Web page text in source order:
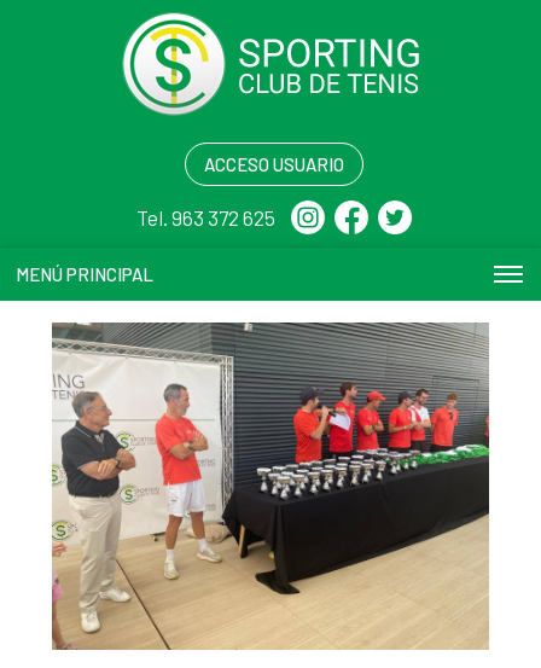
ACCESO USUARIO
Tel. 963 372 625
MENÚ PRINCIPAL